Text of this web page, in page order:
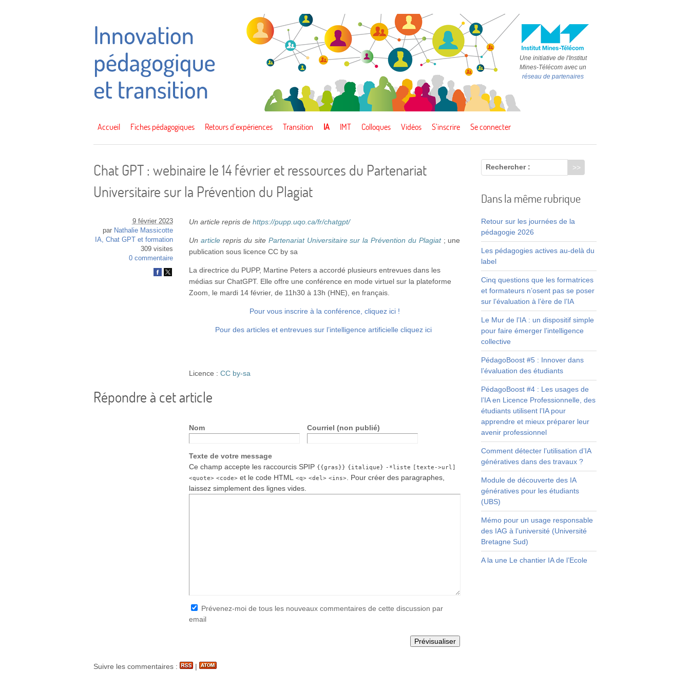
Une initiative de l'Institut
Mines-Télécom avec un
réseau de partenaires
Accueil Fiches pédagogiques Retours d’expériences Transition IA IMT Colloques Vidéos S’inscrire Se connecter
Chat GPT : webinaire le 14 février et ressources du Partenariat
Universitaire sur la Prévention du Plagiat
9 février 2023
par Nathalie Massicotte
IA, Chat GPT et formation
309 visites
0 commentaire
Un article repris dehttps://pupp.uqo.ca/fr/chatgpt/
Unarticle repris du site Partenariat Universitaire sur la Prévention du Plagiat; une
publication sous licence CC by sa
La directrice du PUPP, Martine Peters a accordé plusieurs entrevues dans les
médias sur ChatGPT. Elle offre une conférence en mode virtuel sur la plateforme
Zoom, le mardi 14 février, de 11h30 à 13h (HNE), en français.
Pour vous inscrire à la conférence, cliquez ici !
Pour des articles et entrevues sur l’intelligence artificielle cliquez ici
Licence :CC by-sa
Répondre à cet article
Nom Courriel (non publié)
Texte de votre message
Ce champ accepte les raccourcis SPIP {{gras}} {italique} -*liste [texte->url]
<quote> <code> et le code HTML<q> <del> <ins>
. Pour créer des paragraphes,
laissez simplement des lignes vides.
Prévenez-moi de tous les nouveaux commentaires de cette discussion par
email
Suivre les commentaires : |
Rechercher :
Dans la même rubrique
Retour sur les journées de la
pédagogie 2026
Les pédagogies actives au-delà du
label
Cinq questions que les formatrices
et formateurs n’osent pas se poser
sur l’évaluation à l’ère de l’IA
Le Mur de l’IA : un dispositif simple
pour faire émerger l’intelligence
collective
PédagoBoost #5 : Innover dans
l’évaluation des étudiants
PédagoBoost #4 : Les usages de
l’IA en Licence Professionnelle, des
étudiants utilisent l’IA pour
apprendre et mieux préparer leur
avenir professionnel
Comment détecter l’utilisation d’IA
génératives dans des travaux ?
Module de découverte des IA
génératives pour les étudiants
(UBS)
Mémo pour un usage responsable
des IAG à l’université (Université
Bretagne Sud)
A la une Le chantier IA de l’Ecole